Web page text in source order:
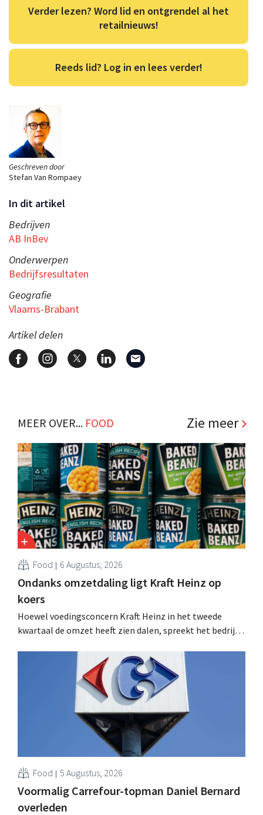
Geschreven door
Stefan Van Rompaey
In dit artikel
Bedrijven
AB InBev
Onderwerpen
Bedrijfsresultaten
Geografie
Vlaams-Brabant
Artikel delen
Verder lezen? Word lid en ontgrendel al het
retailnieuws!
Reeds lid? Log in en lees verder!
MEER OVER... FOOD Zie meer
Food 6 Augustus, 2026
Ondanks omzetdaling ligt Kraft Heinz op
koers
Hoewel voedingsconcern Kraft Heinz in het tweede
kwartaal de omzet heeft zien dalen, spreekt het bedrijf
multinational verhoogt de investeringen en de
vooruitzichten.
Food 5 Augustus, 2026
Voormalig Carrefour-topman Daniel Bernard
overleden